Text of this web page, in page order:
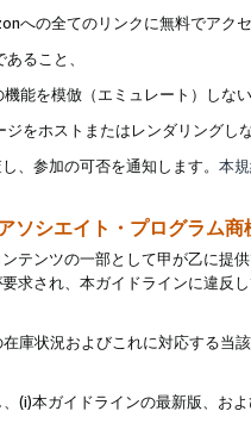
への全てのリンクに無料でアク
ること、
能を模倣（エミュレート）しな
をホストまたはレンダリングし
、参加の可否を通知します。 本
ソシエイト・プログラム
テンツの一部として甲が乙に提
求され、本ガイドラインに違反
庫状況およびこれに対応する
(i)本ガイドラインの最新版、お